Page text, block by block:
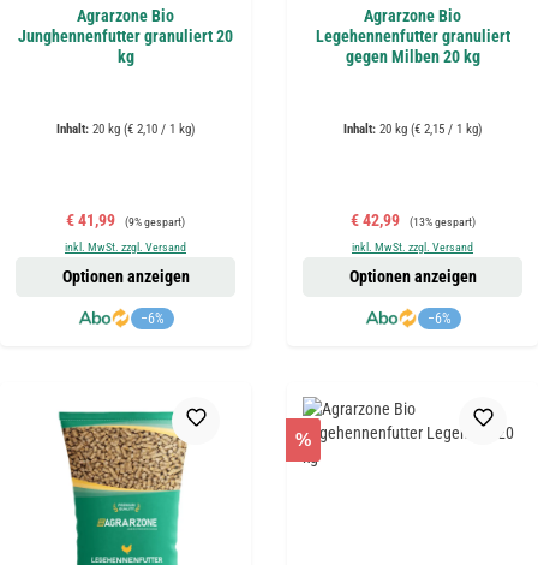
Agrarzone Bio
Junghennenfutter granuliert 20
kg
Inhalt: 20 kg (€ 2,10 / 1 kg)
Verkaufspreis:
€ 41,99 Regulärer Preis:
(9% gespart)
inkl. MwSt. zzgl. Versand
−6%
Optionen anzeigen
Agrarzone Bio
Legehennenfutter granuliert
gegen Milben 20 kg
Inhalt: 20 kg (€ 2,15 / 1 kg)
Verkaufspreis:
€ 42,99 Regulärer Preis:
(13% gespart)
inkl. MwSt. zzgl. Versand
−6%
Optionen anzeigen
%